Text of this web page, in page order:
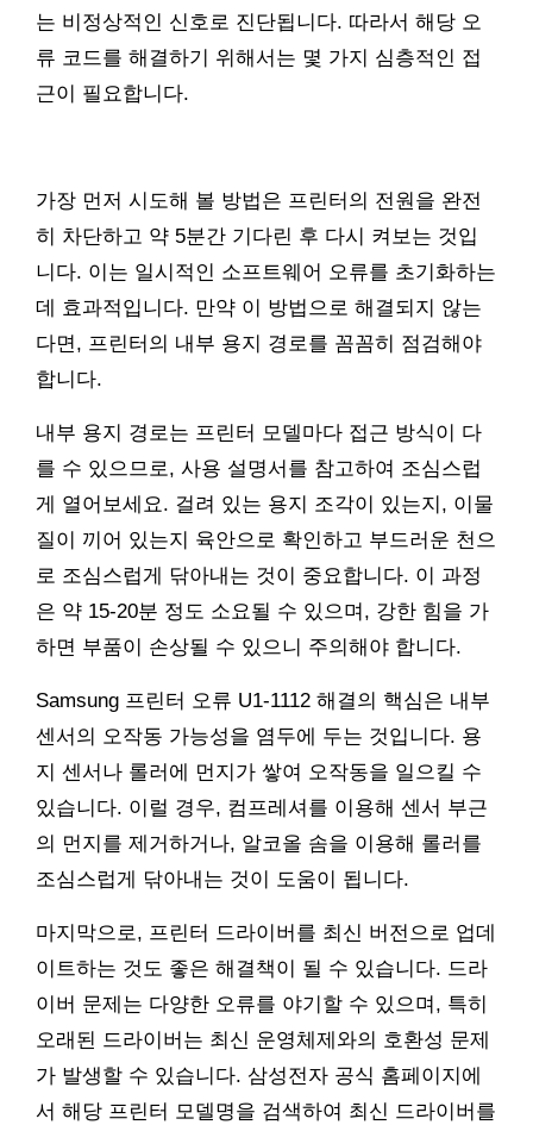
는 비정상적인 신호로 진단됩니다. 따라서 해당 오
류 코드를 해결하기 위해서는 몇 가지 심층적인 접
근이 필요합니다.
가장 먼저 시도해 볼 방법은 프린터의 전원을 완전
히 차단하고 약 5분간 기다린 후 다시 켜보는 것입
니다. 이는 일시적인 소프트웨어 오류를 초기화하는
데 효과적입니다. 만약 이 방법으로 해결되지 않는
다면, 프린터의 내부 용지 경로를 꼼꼼히 점검해야
합니다.
내부 용지 경로는 프린터 모델마다 접근 방식이 다
를 수 있으므로, 사용 설명서를 참고하여 조심스럽
게 열어보세요. 걸려 있는 용지 조각이 있는지, 이물
질이 끼어 있는지 육안으로 확인하고 부드러운 천으
로 조심스럽게 닦아내는 것이 중요합니다. 이 과정
은 약 15-20분 정도 소요될 수 있으며, 강한 힘을 가
하면 부품이 손상될 수 있으니 주의해야 합니다.
Samsung 프린터 오류 U1-1112 해결의 핵심은 내부
센서의 오작동 가능성을 염두에 두는 것입니다. 용
지 센서나 롤러에 먼지가 쌓여 오작동을 일으킬 수
있습니다. 이럴 경우, 컴프레셔를 이용해 센서 부근
의 먼지를 제거하거나, 알코올 솜을 이용해 롤러를
조심스럽게 닦아내는 것이 도움이 됩니다.
마지막으로, 프린터 드라이버를 최신 버전으로 업데
이트하는 것도 좋은 해결책이 될 수 있습니다. 드라
이버 문제는 다양한 오류를 야기할 수 있으며, 특히
오래된 드라이버는 최신 운영체제와의 호환성 문제
가 발생할 수 있습니다. 삼성전자 공식 홈페이지에
서 해당 프린터 모델명을 검색하여 최신 드라이버를